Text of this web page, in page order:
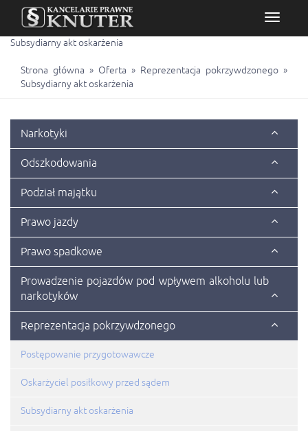
N
g
a
Subsydiarny akt oskarżenia
Strona główna » Oferta » Reprezentacja pokrzywdzonego »
Subsydiarny akt oskarżenia
Narkotyki
Odszkodowania
Podział majątku
Prawo jazdy
Prawo spadkowe
Prowadzenie pojazdów pod wpływem alkoholu lub
narkotyków
Reprezentacja pokrzywdzonego
Postępowanie przygotowawcze
Oskarżyciel posiłkowy przed sądem
Subsydiarny akt oskarżenia